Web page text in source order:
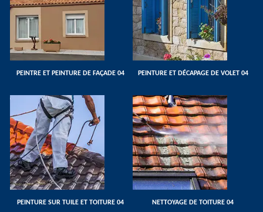
PEINTRE ET PEINTURE DE FAÇADE 04 PEINTURE ET DÉCAPAGE DE VOLET 04
PEINTURE SUR TUILE ET TOITURE 04 NETTOYAGE DE TOITURE 04